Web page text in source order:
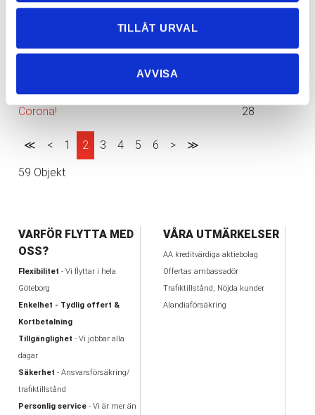
TILLÅT URVAL
AVVISA
14
Tips på hur du kan effektivisera din
på Express-flytt gör jobbet!
Välj en seriös flyttfirma i dessa kristider med
Corona!
2020-05-
28
≪ < 1 2 3 4 5 6 > ≫
59 Objekt
VARFÖR FLYTTA MED
OSS?
Flexibilitet - Vi flyttar i hela
Göteborg
Enkelhet - Tydlig offert &
Kortbetalning
Tillgänglighet - Vi jobbar alla
dagar
Säkerhet - Ansvarsförsäkring/
trafiktillstånd
Personlig service- Vi är mer än
VÅRA UTMÄRKELSER
AA kreditvärdiga aktiebolag
Offertas ambassadör
Trafiktillstånd, Nöjda kunder
Alandiaförsäkring